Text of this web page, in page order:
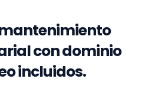
con dominio
incluidos.